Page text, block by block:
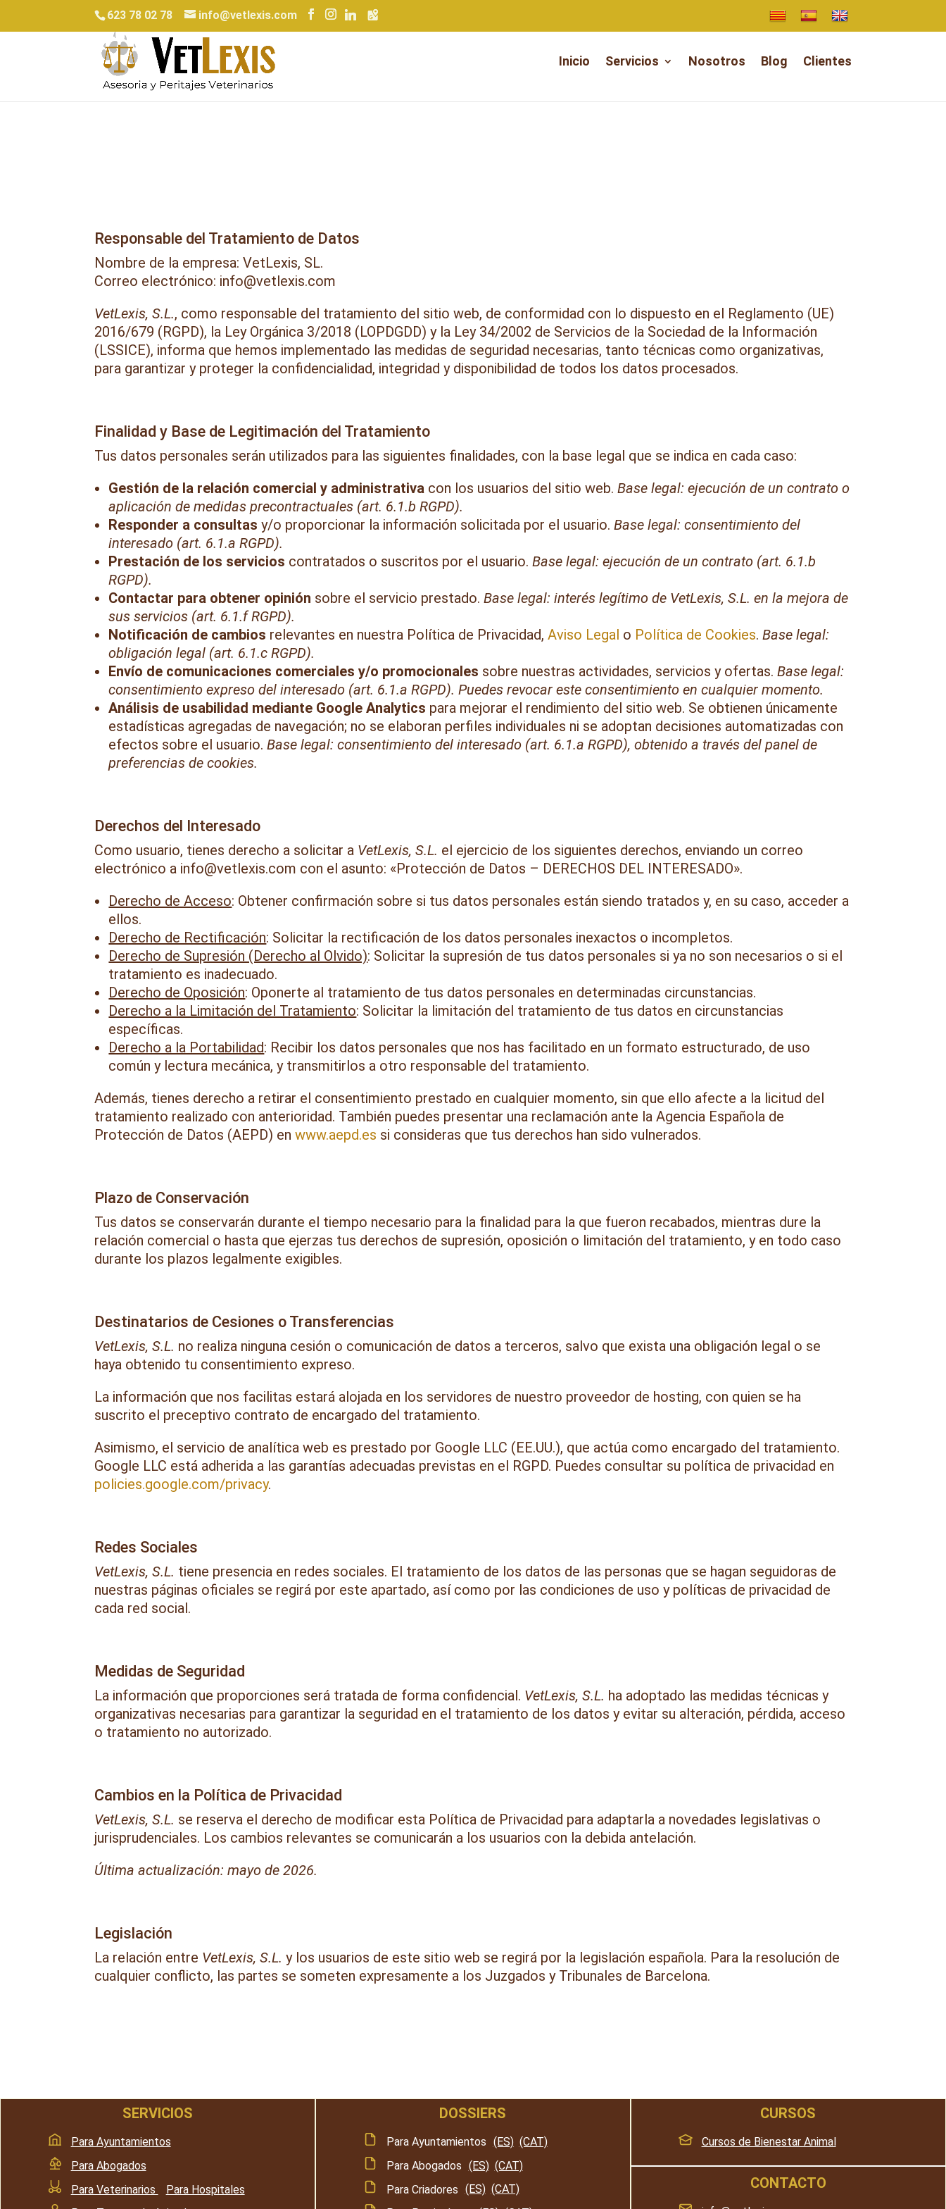
623 78 02 78 info@vetlexis.com
Inicio Servicios Nosotros Blog Clientes
Responsable del Tratamiento de Datos
Nombre de la empresa: VetLexis, SL.
Correo electrónico: info@vetlexis.com
VetLexis, S.L., como responsable del tratamiento del sitio web, de conformidad con lo dispuesto en el Reglamento (UE)
2016/679 (RGPD), la Ley Orgánica 3/2018 (LOPDGDD) y la Ley 34/2002 de Servicios de la Sociedad de la Información
(LSSICE), informa que hemos implementado las medidas de seguridad necesarias, tanto técnicas como organizativas,
para garantizar y proteger la confidencialidad, integridad y disponibilidad de todos los datos procesados.
Finalidad y Base de Legitimación del Tratamiento
Tus datos personales serán utilizados para las siguientes finalidades, con la base legal que se indica en cada caso:
Gestión de la relación comercial y administrativa con los usuarios del sitio web.Base legal: ejecución de un contrato o
aplicación de medidas precontractuales (art. 6.1.b RGPD).
Responder a consultas y/o proporcionar la información solicitada por el usuario.Base legal: consentimiento del
interesado (art. 6.1.a RGPD).
Prestación de los servicios contratados o suscritos por el usuario.Base legal: ejecución de un contrato (art. 6.1.b
RGPD).
Contactar para obtener opinión sobre el servicio prestado.Base legal: interés legítimo de VetLexis, S.L. en la mejora de
sus servicios (art. 6.1.f RGPD).
Notificación de cambios relevantes en nuestra Política de Privacidad,Aviso Legal o Política de Cookies.Base legal:
obligación legal (art. 6.1.c RGPD).
Envío de comunicaciones comerciales y/o promocionales sobre nuestras actividades, servicios y ofertas.Base legal:
consentimiento expreso del interesado (art. 6.1.a RGPD). Puedes revocar este consentimiento en cualquier momento.
Análisis de usabilidad mediante Google Analytics para mejorar el rendimiento del sitio web. Se obtienen únicamente
estadísticas agregadas de navegación; no se elaboran perfiles individuales ni se adoptan decisiones automatizadas con
efectos sobre el usuario.Base legal: consentimiento del interesado (art. 6.1.a RGPD), obtenido a través del panel de
preferencias de cookies.
Derechos del Interesado
Como usuario, tienes derecho a solicitar a VetLexis, S.L. el ejercicio de los siguientes derechos, enviando un correo
electrónico a info@vetlexis.com con el asunto: «Protección de Datos – DERECHOS DEL INTERESADO».
Derecho de Acceso: Obtener confirmación sobre si tus datos personales están siendo tratados y, en su caso, acceder a
ellos.
Derecho de Rectificación: Solicitar la rectificación de los datos personales inexactos o incompletos.
Derecho de Supresión (Derecho al Olvido): Solicitar la supresión de tus datos personales si ya no son necesarios o si el
tratamiento es inadecuado.
Derecho de Oposición: Oponerte al tratamiento de tus datos personales en determinadas circunstancias.
Derecho a la Limitación del Tratamiento: Solicitar la limitación del tratamiento de tus datos en circunstancias
específicas.
Derecho a la Portabilidad: Recibir los datos personales que nos has facilitado en un formato estructurado, de uso
común y lectura mecánica, y transmitirlos a otro responsable del tratamiento.
Además, tienes derecho a retirar el consentimiento prestado en cualquier momento, sin que ello afecte a la licitud del
tratamiento realizado con anterioridad. También puedes presentar una reclamación ante la Agencia Española de
Protección de Datos (AEPD) enwww.aepd.es si consideras que tus derechos han sido vulnerados.
Plazo de Conservación
Tus datos se conservarán durante el tiempo necesario para la finalidad para la que fueron recabados, mientras dure la
relación comercial o hasta que ejerzas tus derechos de supresión, oposición o limitación del tratamiento, y en todo caso
durante los plazos legalmente exigibles.
Destinatarios de Cesiones o Transferencias
VetLexis, S.L. no realiza ninguna cesión o comunicación de datos a terceros, salvo que exista una obligación legal o se
haya obtenido tu consentimiento expreso.
La información que nos facilitas estará alojada en los servidores de nuestro proveedor de hosting, con quien se ha
suscrito el preceptivo contrato de encargado del tratamiento.
Asimismo, el servicio de analítica web es prestado por Google LLC (EE.UU.), que actúa como encargado del tratamiento.
Google LLC está adherida a las garantías adecuadas previstas en el RGPD. Puedes consultar su política de privacidad en
policies.google.com/privacy.
Redes Sociales
VetLexis, S.L. tiene presencia en redes sociales. El tratamiento de los datos de las personas que se hagan seguidoras de
nuestras páginas oficiales se regirá por este apartado, así como por las condiciones de uso y políticas de privacidad de
cada red social.
Medidas de Seguridad
La información que proporciones será tratada de forma confidencial. VetLexis, S.L. ha adoptado las medidas técnicas y
organizativas necesarias para garantizar la seguridad en el tratamiento de los datos y evitar su alteración, pérdida, acceso
o tratamiento no autorizado.
Cambios en la Política de Privacidad
VetLexis, S.L. se reserva el derecho de modificar esta Política de Privacidad para adaptarla a novedades legislativas o
jurisprudenciales. Los cambios relevantes se comunicarán a los usuarios con la debida antelación.
Última actualización: mayo de 2026.
Legislación
La relación entre VetLexis, S.L. y los usuarios de este sitio web se regirá por la legislación española. Para la resolución de
cualquier conflicto, las partes se someten expresamente a los Juzgados y Tribunales de Barcelona.
SERVICIOS
Para Ayuntamientos
Para Abogados
Para Veterinarios
Para Hospitales
DOSSIERS
Para Ayuntamientos (ES) (CAT)
Para Abogados (ES) (CAT)
Para Criadores (ES) (CAT)
CURSOS
Cursos de Bienestar Animal
CONTACTO